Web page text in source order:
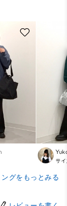
サ
グをもっとみる